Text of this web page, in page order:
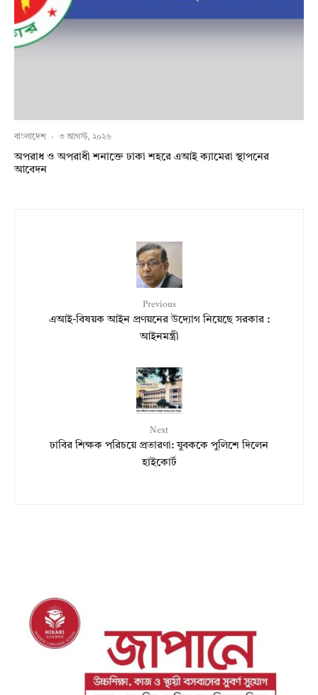
বাংলাদেশ · ৩ আগস্ট, ২০২৬
অপরাধ ও অপরাধী শনাক্তে ঢাকা শহরে এআই ক্যামেরা স্থাপনের
আবেদন
Previous
এআই-বিষয়ক আইন প্রণয়নের উদ্যোগ নিয়েছে সরকার :
আইনমন্ত্রী
Next
ঢাবির শিক্ষক পরিচয়ে প্রতারণা: যুবককে পুলিশে দিলেন
হাইকোর্ট